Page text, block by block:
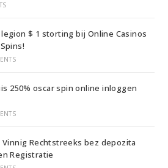
$ 1 storting bij Online Casinos
250% oscar spin online inloggen
Rechtstreeks bez depozita
Registratie